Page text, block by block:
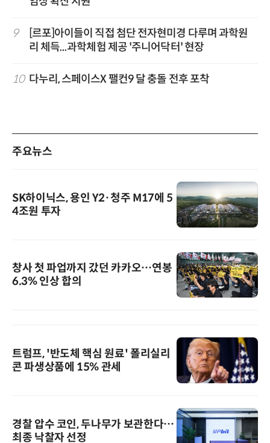
9
[르포]아이들이 직접 첨단 전자현미경 다루며 과학원
리 체득...과학체험 제공 '주니어닥터' 현장
10 다누리, 스페이스X 팰컨9 달 충돌 전후 포착
주요뉴스
SK하이닉스, 용인 Y2·청주 M17에 5
4조원 투자
창사 첫 파업까지 갔던 카카오…연봉
6.3% 인상 합의
트럼프, '반도체 핵심 원료' 폴리실리
콘 파생상품에 15% 관세
경찰 압수 코인, 두나무가 보관한다…
최종 낙찰자 선정